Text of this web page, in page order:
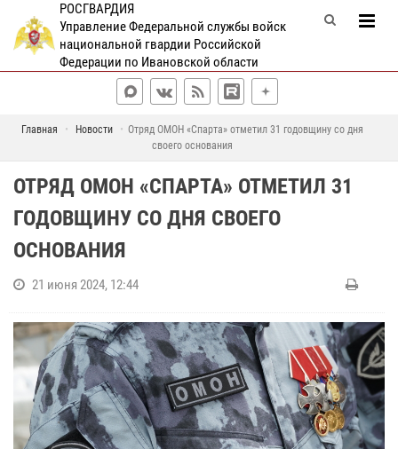
РОСГВАРДИЯ
Управление Федеральной службы войск
национальной гвардии Российской
Федерации по Ивановской области
Главная Новости
Отряд ОМОН «Спарта» отметил 31 годовщину со дня
своего основания
ОТРЯД ОМОН «СПАРТА» ОТМЕТИЛ 31
ГОДОВЩИНУ СО ДНЯ СВОЕГО
ОСНОВАНИЯ
21 июня 2024, 12:44